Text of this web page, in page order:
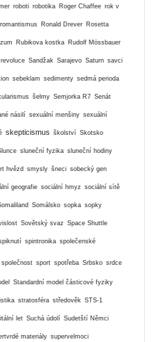
roboti robotika Roger Chaffee rok v
romantismus Ronald Drever Rosetta
Rubikova kostka Rudolf Mössbauer
Sandžak Sarajevo Saturn savci
sebeklam sedimenty sedmá perioda
šelmy Semjorka R7 Senát
násilí sexuální menšiny sexuální
skepticismus školství Skotsko
sluneční fyzika sluneční hodiny
hvězd smysly šneci sobecký gen
geografie sociální hmyz sociální sítě
Somálsko sopka sopky
Sovětský svaz Space Shuttle
spintronika společenské
společnost sport spotřeba Srbsko srdce
Standardní model částicové fyziky
stratosféra středověk STS-1
let Suchá údolí Sudetští Němci
materiály supervelmoci